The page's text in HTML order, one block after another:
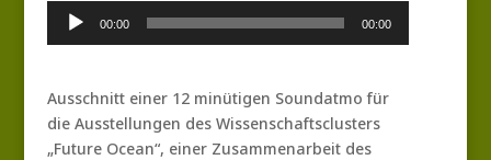
Audio-
Player
00:00 00:00
Ausschnitt einer 12 minütigen Soundatmo für
die Ausstellungen des Wissenschaftsclusters
„Future Ocean“, einer Zusammenarbeit des